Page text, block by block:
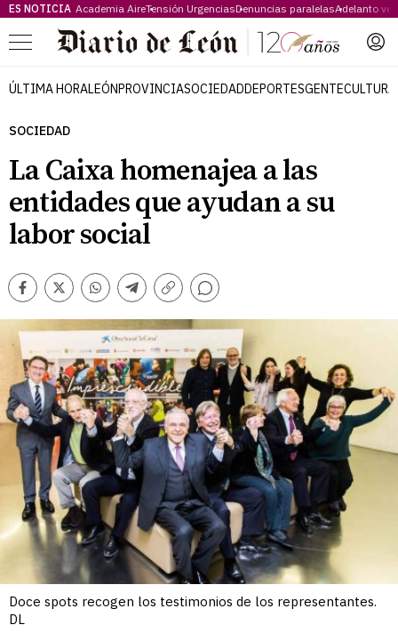
ES NOTICIA Academia AireTensión UrgenciasDenuncias paralelasAdelanto
Menú
ÚLTIMA HORALEÓNPROVINCIASOCIEDADDEPORTESGENTECULTURA
SOCIEDAD
La Caixa homenajea a las
entidades que ayudan a su
labor social
Facebook
TwitterWhatsappTelegram
Copiar
Comentarios
Doce spots recogen los testimonios de los representantes.
DL